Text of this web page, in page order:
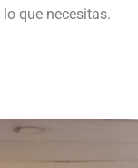
que necesitas.